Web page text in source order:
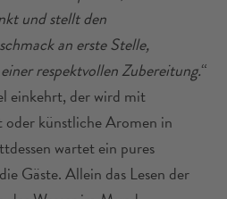
und stellt den
an erste Stelle,
respektvollen Zubereitung.“
einkehrt, der wird mit
künstliche Aromen in
wartet ein pures
Gäste. Allein das Lesen der